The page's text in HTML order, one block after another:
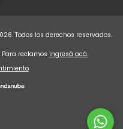
Todos los derechos reservados.
reclamos ingresá acá.